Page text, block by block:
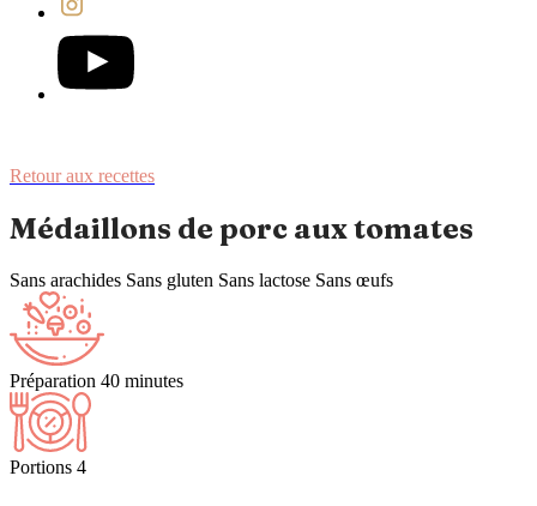
Retour aux recettes
Médaillons de porc aux tomates
Sans arachides Sans gluten Sans lactose Sans œufs
Préparation 40 minutes
Portions 4